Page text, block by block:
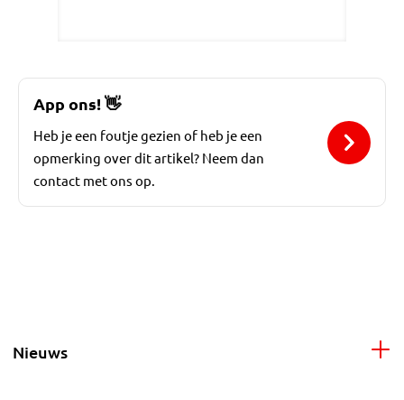
App ons!👋
Heb je een foutje gezien of heb je een
opmerking over dit artikel? Neem dan
contact met ons op.
Nieuws